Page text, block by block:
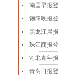
南国早报
德阳晚报
黑龙江晨
珠江商报
河北青年
青岛日报